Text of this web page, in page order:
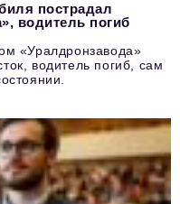
пострадал
водитель погиб
«Уралдронзавода»
водитель погиб, сам